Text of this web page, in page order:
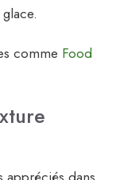
comme Food